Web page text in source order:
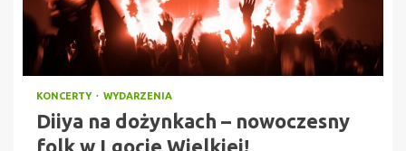
KONCERTY WYDARZENIA
Diiya na dożynkach – nowoczesny
folk w Lgocie Wielkiej!